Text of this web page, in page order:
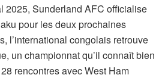
2025, Sunderland AFC officialise
pour les deux prochaines
l’international congolais retrouve
un championnat qu’il connaît bien
rencontres avec West Ham